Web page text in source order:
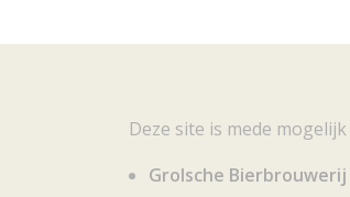
Deze site is mede
Grolsche Bierbrouwerij